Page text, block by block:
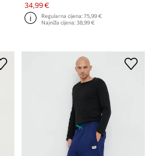
34,99 €
Regularna cijena:75,99 €
Najniža cijena:38,99 €